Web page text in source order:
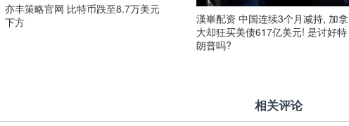
亦丰策略官网 比特币跌至8.7万美元
下方
漢崋配资 中国连续3个月减持, 加拿
大却狂买美债617亿美元! 是讨好特
朗普吗?
相关评论